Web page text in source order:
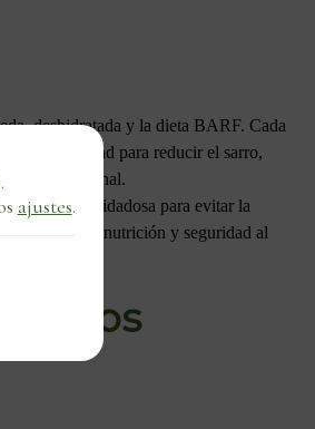
deshidratada y la dieta BARF. Cada
a su capacidad para reducir el sarro,
líquida adicional.
cuidadosa para evitar la
nutrición y seguridad al
ajustes.